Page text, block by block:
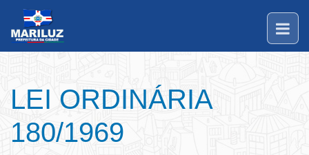
LEI ORDINÁRIA
180/1969